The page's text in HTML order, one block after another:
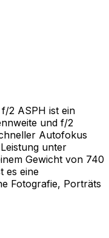
2 ASPH ist ein
und f/2
Autofokus
unter
Gewicht von 740
es eine
Fotografie, Porträts